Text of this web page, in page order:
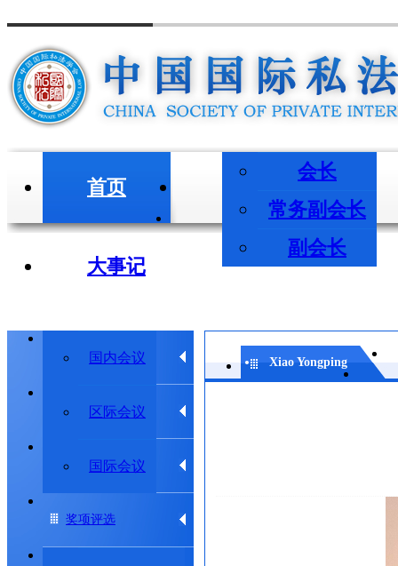
首页
会长
常务副会长
副会长
会长/副会长
大事记
国内会议
区际会议
国际会议
学术会议
学术动态
专题研究委员会
奖项评选
Xiao Yongping